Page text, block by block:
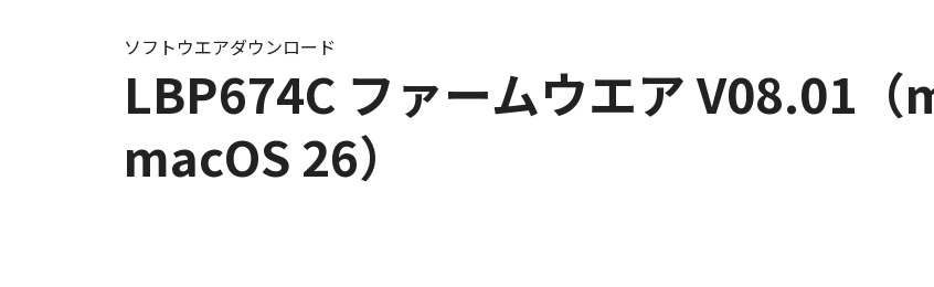
LBP674C ファームウエア V08.01（
macOS 26）
ソフトウエアダウンロード